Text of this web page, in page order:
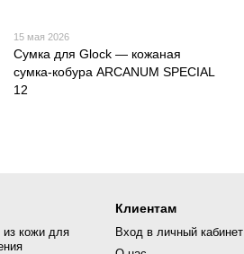
15 мая 2026
Сумка для Glock — кожаная
сумка-кобура ARCANUM SPECIAL
12
кожи для
Клиентам
Вход в личный кабинет